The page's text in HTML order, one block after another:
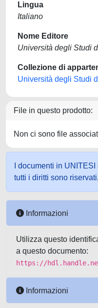
Lingua
Italiano
Nome Editore
Università degli Studi
Collezione di
Università degli Studi
File in questo prodotto:
Non ci sono file
I documenti in
tutti i diritti sono
Informazioni
Utilizza questo
a questo documento:
https://
Informazioni